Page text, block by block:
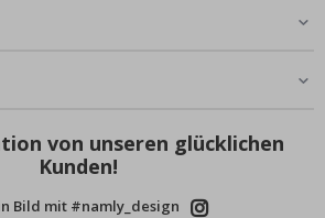
von unseren glücklichen
Kunden!
Bild mit #namly_design